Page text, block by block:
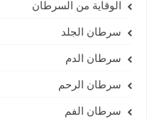
الوقاية من السرطان
سرطان الجلد
سرطان الدم
سرطان الرحم
سرطان الفم